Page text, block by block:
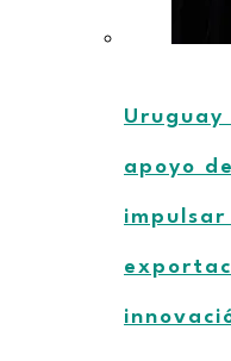
apoyo
impulsar